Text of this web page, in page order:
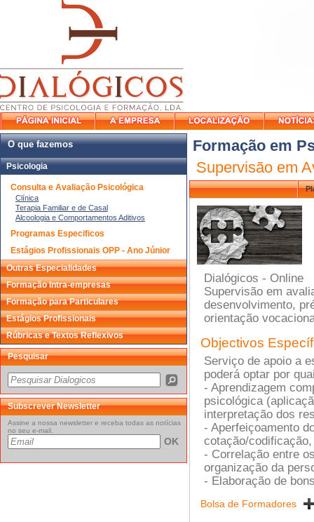
O que fazemos
Psicologia
Consulta e Avaliação Psicológica
Clínica
Terapia Familiar e de Casal
Alcoologia e Comportamentos Aditivos
Programas Especificos
Estágios Profissionais OPP - Ano Júnior
Outras Especialidades
Formação Intra-empresas
Formação para Particulares
Estágios Profissionais
Rúbricas e Textos Reflexivos
Pesquisar
Subscrever Newsletter
Assine a nossa newsletter e receba todas as notícias
no seu e-mail.
OK
Formação em
Supervisão em
Dialógicos - Online
Supervisão em
desenvolvimento,
orientação
Objectivos
Serviço de apoio a
poderá optar por
- Aprendizagem
psicológica
interpretação dos
- Aperfeiçoamento
cotação/
- Correlação entre
organização da
- Elaboração de
Bolsa de Formadores